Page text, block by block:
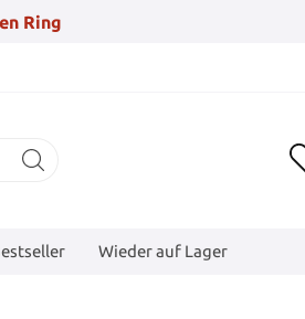
Ring
Wieder auf Lager